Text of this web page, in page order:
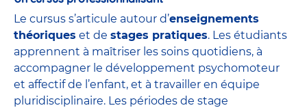
Le cursus s’articule autour d’enseignements
théoriques et de stages pratiques. Les étudiants
apprennent à maîtriser les soins quotidiens, à
accompagner le développement psychomoteur
et affectif de l’enfant, et à travailler en équipe
pluridisciplinaire. Les périodes de stage